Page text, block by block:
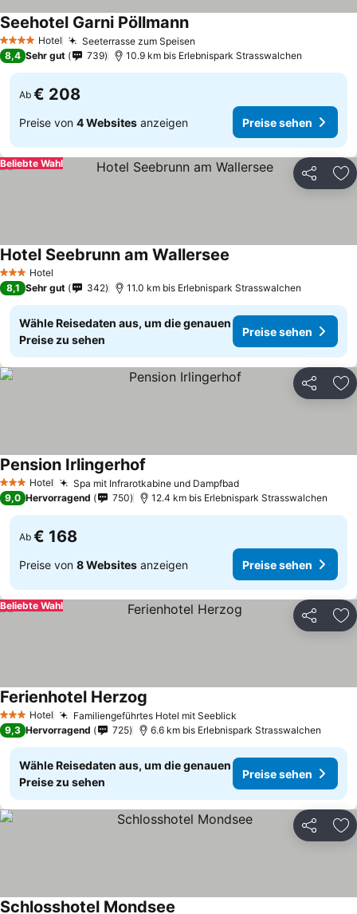
4 Sterne Hotel Seeterrasse zum Speisen
Seehotel Garni PöllmannPreise sehen
8,4 Sehr gut 739 10.9 km bis Erlebnispark Strasswalchen
Ab € 208
Preise von 4 Websites anzeigen Preise sehen
Teilen
Beliebte Wahl
3 SterneHotel
Hotel Seebrunn am Wallersee
8,1 Sehr gut 342 11.0 km bis Erlebnispark Strasswalchen
Wähle Reisedaten aus, um die genauen
Preise zu sehen
Preise sehen
Teilen
3 SterneHotel Spa mit Infrarotkabine und DampfbadPreise sehen
Pension Irlingerhof
9,0 Hervorragend 750 12.4 km bis Erlebnispark Strasswalchen
Ab € 168
Preise von 8 Websites anzeigen Preise sehen
Teilen
Beliebte Wahl
3 SterneHotel Familiengeführtes Hotel mit Seeblick
Ferienhotel Herzog
9,3 Hervorragend 725 6.6 km bis Erlebnispark Strasswalchen
Wähle Reisedaten aus, um die genauen
Preise zu sehen
Preise sehen
Teilen
Schlosshotel Mondsee